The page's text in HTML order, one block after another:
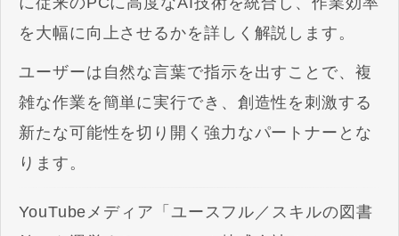
を大幅に向上させるかを詳しく解説します。
ユーザーは自然な言葉で指示を出すことで、複
雑な作業を簡単に実行でき、創造性を刺激する
新たな可能性を切り開く強力なパートナーとな
ります。
YouTubeメディア「ユースフル／スキルの図書